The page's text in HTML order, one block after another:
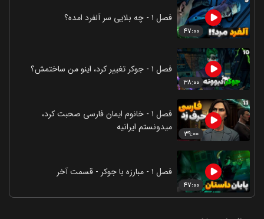
۴۷:۰۰
فصل ۱ - چه بلایی سر آلفرد امده؟
۳۸:۰۰
فصل ۱ - جوکر تغییر کرد، اینو من ساختمش؟
۳۹:۰۰
فصل ۱ - خانوم ایمان فارسی صحبت کرد،
میدونستم ایرانیه
۴۷:۰۰
فصل ۱ - مبارزه با جوکر - قسمت آخر